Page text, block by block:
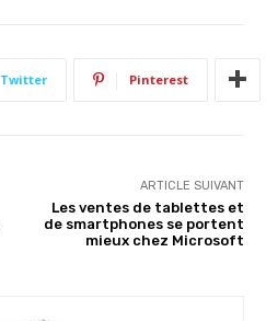
Twitter Pinterest
ARTICLE SUIVANT
Les ventes de tablettes et
de smartphones se portent
mieux chez Microsoft